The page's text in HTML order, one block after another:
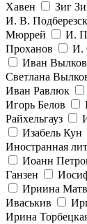
Хавен
Зиг
И. В.
Мюррей
И.
Проханов
И.
Иван
Светлана
Иван Равлюк
Игорь Белов
Райхельгауз
Изабель Кун
Иностранная
Иоанн
Ганзен
Ириина
Иваськив
Ирина